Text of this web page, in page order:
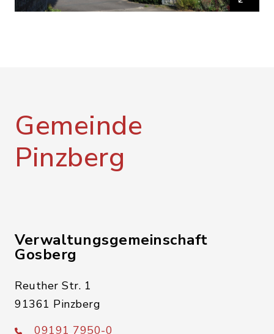
Gemeinde
Pinzberg
Verwaltungsgemeinschaft
Gosberg
Reuther Str. 1
91361 Pinzberg
09191 7950-0